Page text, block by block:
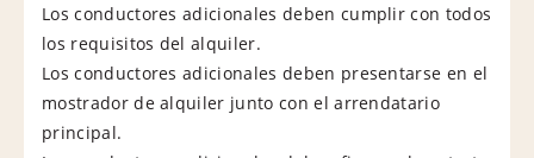
Los conductores adicionales deben cumplir con todos
los requisitos del alquiler.
Los conductores adicionales deben presentarse en el
mostrador de alquiler junto con el arrendatario
principal.